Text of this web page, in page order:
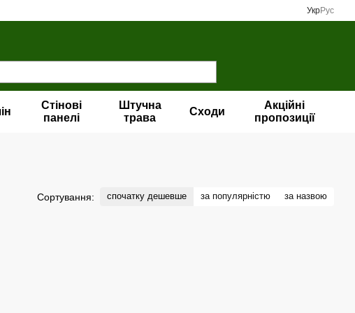
УкрРус
Стінові
панелі
Штучна
трава
Сходи
Акційні
пропозиції
Сортування: спочатку дешевше за популярністю за назвою